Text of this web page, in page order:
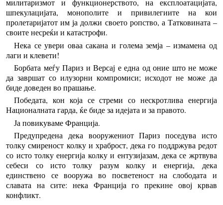
милитаризмот и функционерството, на експлоатацијата,
шпекулацијата, монополите и привилегиите на кои
пролетаријатот им ја должи своето ропство, а Татковината –
своите несреќи и катастрофи.
Нека се увери оваа сакана и голема земја – измамена од
лаги и клевети!
Борбата меѓу Париз и Версај е една од оние што не може
да завршат со илузорни компромиси; исходот не може да
биде доведен во прашање.
Победата, кон која се стреми со нескротлива енергија
Националната гарда, ќе биде за идејата и за правото.
Ја повикуваме Франција.
Предупредена дека вооружениот Париз поседува исто
толку смиреност колку и храброст, дека го поддржува редот
со исто толку енергија колку и ентузијазам, дека се жртвува
себеси со исто толку разум колку и енергија, дека
единствено се вооружа во посветеност на слободата и
славата на сите: нека Франција го прекине овој крвав
конфликт.